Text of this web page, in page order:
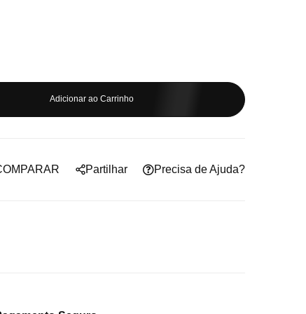
Adicionar ao Carrinho
Precisa de Ajuda?
Partilhar